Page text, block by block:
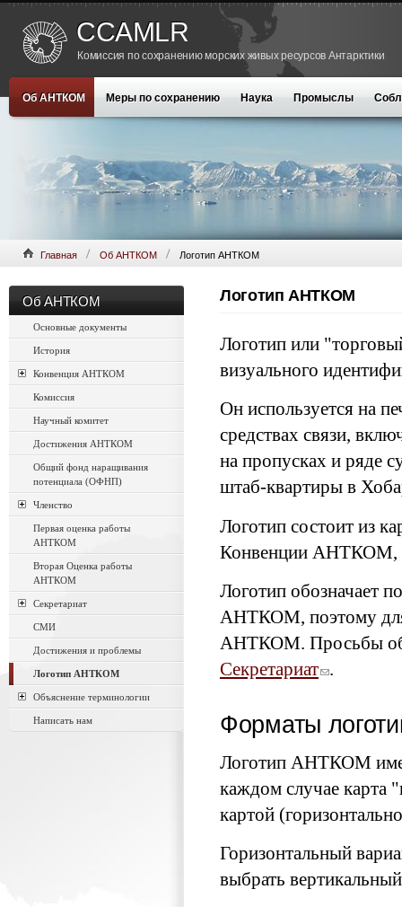
CCAMLR
Комиссия по сохранению морских живых ресурсов Антарктики
Об АНТКОМ Меры по сохранению Наука Промыслы
Главная Об АНТКОМ Логотип АНТКОМ
Об АНТКОМ
Основные документы
История
Конвенция АНТКОМ
Комиссия
Научный комитет
Достижения АНТКОМ
Общий фонд наращивания
потенциала (ОФНП)
Членство
Первая оценка работы
АНТКОМ
Вторая Оценка работы
АНТКОМ
Секретариат
СМИ
Достижения и проблемы
Логотип АНТКОМ
Объяснение терминологии
Написать нам
Логотип АНТКОМ
Логотип или
визуального
Он используется на
средствах связи,
на пропусках и
штаб-квартиры в
Логотип состоит из
Конвенции АНТКОМ,
Логотип обозначает
АНТКОМ, поэтому для
АНТКОМ. Просьбы об
Секретариат .
Форматы
Логотип АНТКОМ
каждом случае карта
картой
Горизонтальный
выбрать